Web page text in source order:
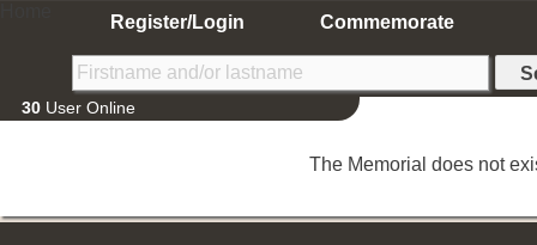
Register/Login Commemorate
30 User Online
The Memorial does not